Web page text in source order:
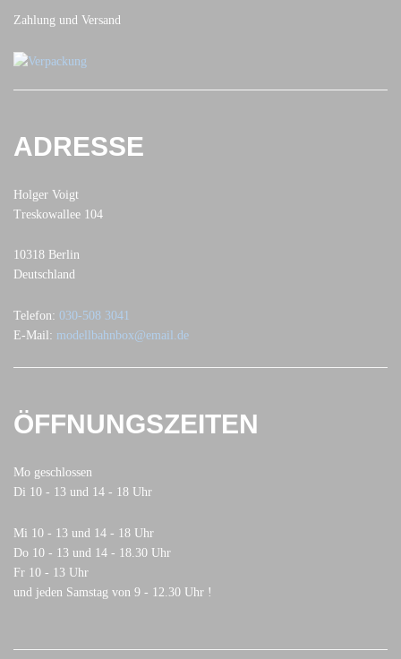
Zahlung und Versand
ADRESSE
Holger Voigt
Treskowallee 104
10318 Berlin
Deutschland
Telefon: 030-508 3041
E-Mail: modellbahnbox@email.de
ÖFFNUNGSZEITEN
Mo geschlossen
Di 10 - 13 und 14 - 18 Uhr
Mi 10 - 13 und 14 - 18 Uhr
Do 10 - 13 und 14 - 18.30 Uhr
Fr 10 - 13 Uhr
und jeden Samstag von 9 - 12.30 Uhr !